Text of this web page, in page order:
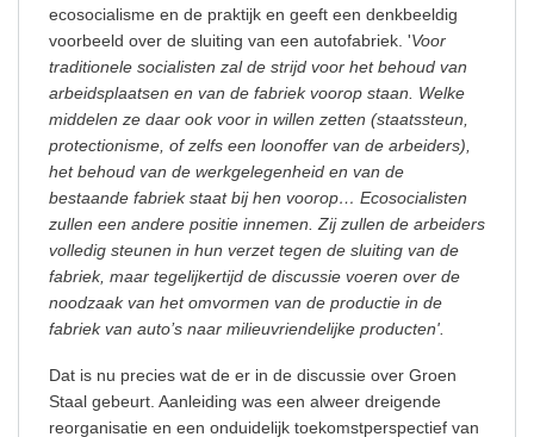
ecosocialisme en de praktijk en geeft een denkbeeldig
voorbeeld over de sluiting van een autofabriek. 'Voor
traditionele socialisten zal de strijd voor het behoud van
arbeidsplaatsen en van de fabriek voorop staan. Welke
middelen ze daar ook voor in willen zetten (staatssteun,
protectionisme, of zelfs een loonoffer van de arbeiders),
het behoud van de werkgelegenheid en van de
bestaande fabriek staat bij hen voorop… Ecosocialisten
zullen een andere positie innemen. Zij zullen de arbeiders
volledig steunen in hun verzet tegen de sluiting van de
fabriek, maar tegelijkertijd de discussie voeren over de
noodzaak van het omvormen van de productie in de
fabriek van auto’s naar milieuvriendelijke producten'.
Dat is nu precies wat de er in de discussie over Groen
Staal gebeurt. Aanleiding was een alweer dreigende
reorganisatie en een onduidelijk toekomstperspectief van